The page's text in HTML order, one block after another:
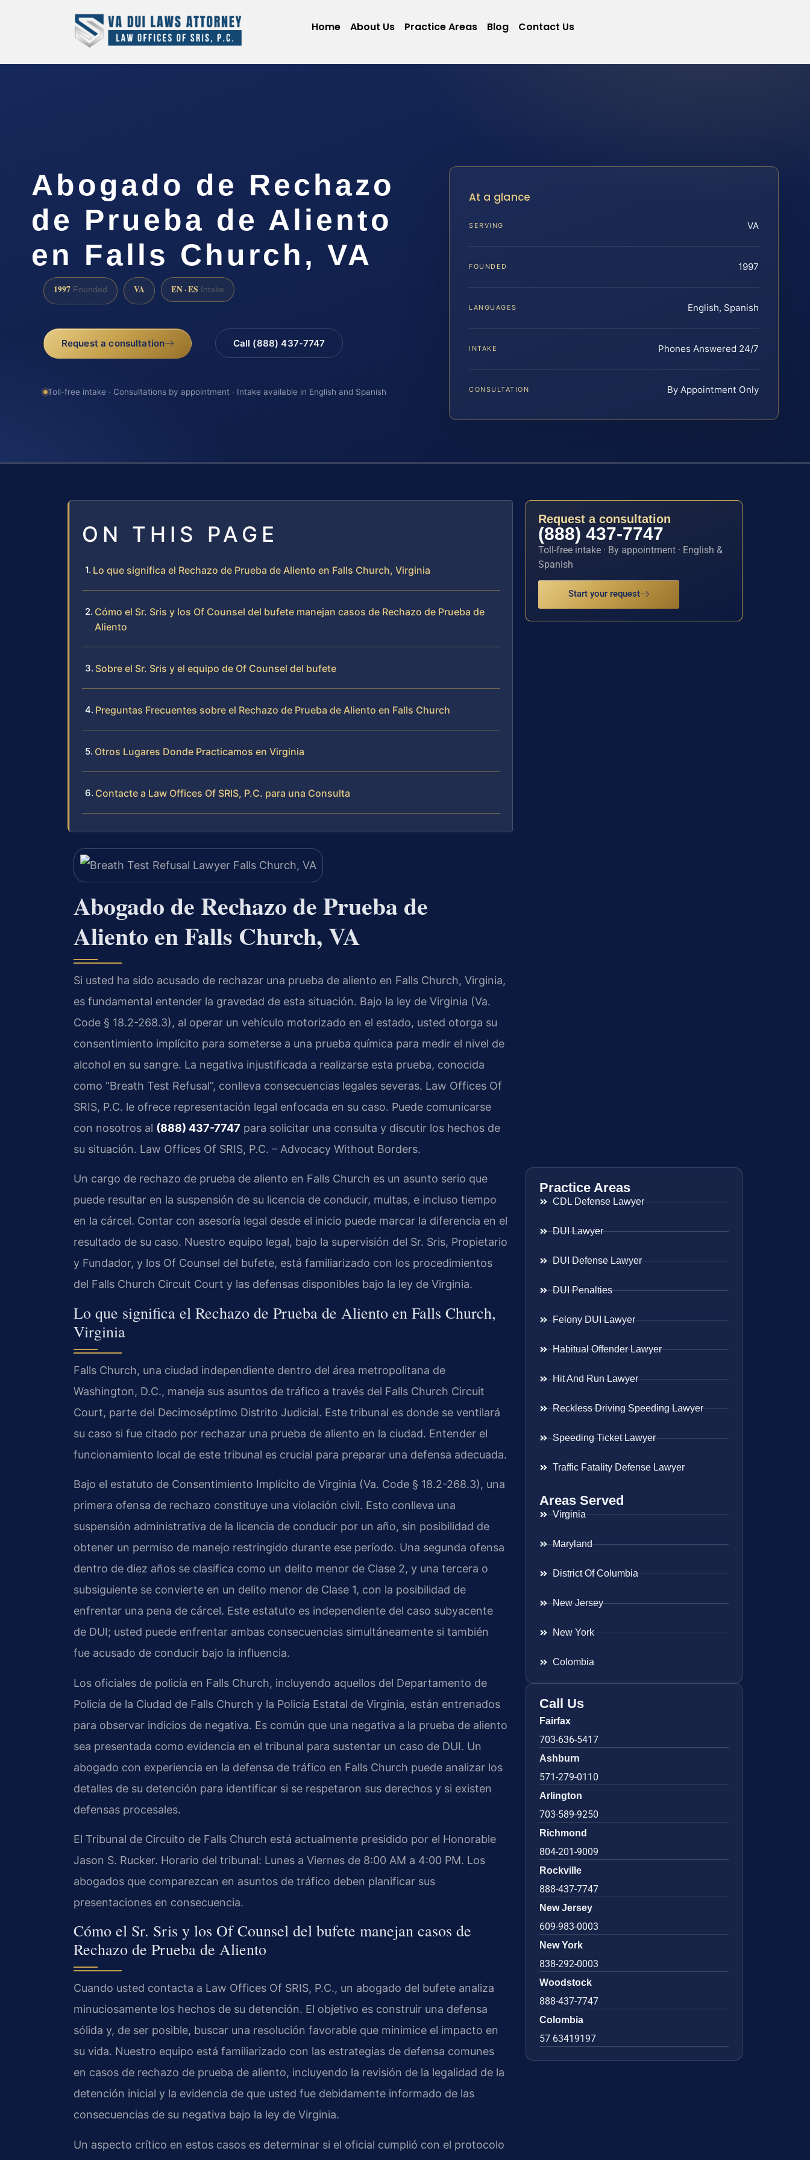
Home About Us Practice Areas Blog Contact Us
Abogado de Rechazo
de Prueba de Aliento
en Falls Church, VA
1997 Founded VA EN · ES Intake
Request a consultation Call (888) 437-7747
Toll-free intake · Consultations by appointment · Intake available in English and Spanish
At a glance
SERVING VA
FOUNDED 1997
LANGUAGES English, Spanish
INTAKE Phones Answered 24/7
CONSULTATION By Appointment Only
ON THIS PAGE
Lo que significa el Rechazo de Prueba de Aliento en Falls Church, Virginia
Cómo el Sr. Sris y los Of Counsel del bufete manejan casos de Rechazo de Prueba de
Aliento
Sobre el Sr. Sris y el equipo de Of Counsel del bufete
Preguntas Frecuentes sobre el Rechazo de Prueba de Aliento en Falls Church
Otros Lugares Donde Practicamos en Virginia
Contacte a Law Offices Of SRIS, P.C. para una Consulta
Abogado de Rechazo de Prueba de
Aliento en Falls Church, VA
Si usted ha sido acusado de rechazar una prueba de aliento en Falls Church, Virginia,
es fundamental entender la gravedad de esta situación. Bajo la ley de Virginia (Va.
Code § 18.2-268.3), al operar un vehículo motorizado en el estado, usted otorga su
consentimiento implícito para someterse a una prueba química para medir el nivel de
alcohol en su sangre. La negativa injustificada a realizarse esta prueba, conocida
como “Breath Test Refusal”, conlleva consecuencias legales severas. Law Offices Of
SRIS, P.C. le ofrece representación legal enfocada en su caso. Puede comunicarse
con nosotros al (888) 437-7747 para solicitar una consulta y discutir los hechos de
su situación. Law Offices Of SRIS, P.C. – Advocacy Without Borders.
Un cargo de rechazo de prueba de aliento en Falls Church es un asunto serio que
puede resultar en la suspensión de su licencia de conducir, multas, e incluso tiempo
en la cárcel. Contar con asesoría legal desde el inicio puede marcar la diferencia en el
resultado de su caso. Nuestro equipo legal, bajo la supervisión del Sr. Sris, Propietario
y Fundador, y los Of Counsel del bufete, está familiarizado con los procedimientos
del Falls Church Circuit Court y las defensas disponibles bajo la ley de Virginia.
Lo que significa el Rechazo de Prueba de Aliento en Falls Church,
Virginia
Falls Church, una ciudad independiente dentro del área metropolitana de
Washington, D.C., maneja sus asuntos de tráfico a través del Falls Church Circuit
Court, parte del Decimoséptimo Distrito Judicial. Este tribunal es donde se ventilará
su caso si fue citado por rechazar una prueba de aliento en la ciudad. Entender el
funcionamiento local de este tribunal es crucial para preparar una defensa adecuada.
Bajo el estatuto de Consentimiento Implícito de Virginia (Va. Code § 18.2-268.3), una
primera ofensa de rechazo constituye una violación civil. Esto conlleva una
suspensión administrativa de la licencia de conducir por un año, sin posibilidad de
obtener un permiso de manejo restringido durante ese período. Una segunda ofensa
dentro de diez años se clasifica como un delito menor de Clase 2, y una tercera o
subsiguiente se convierte en un delito menor de Clase 1, con la posibilidad de
enfrentar una pena de cárcel. Este estatuto es independiente del caso subyacente
de DUI; usted puede enfrentar ambas consecuencias simultáneamente si también
fue acusado de conducir bajo la influencia.
Los oficiales de policía en Falls Church, incluyendo aquellos del Departamento de
Policía de la Ciudad de Falls Church y la Policía Estatal de Virginia, están entrenados
para observar indicios de negativa. Es común que una negativa a la prueba de aliento
sea presentada como evidencia en el tribunal para sustentar un caso de DUI. Un
abogado con experiencia en la defensa de tráfico en Falls Church puede analizar los
detalles de su detención para identificar si se respetaron sus derechos y si existen
defensas procesales.
El Tribunal de Circuito de Falls Church está actualmente presidido por el Honorable
Jason S. Rucker. Horario del tribunal: Lunes a Viernes de 8:00 AM a 4:00 PM. Los
abogados que comparezcan en asuntos de tráfico deben planificar sus
presentaciones en consecuencia.
Cómo el Sr. Sris y los Of Counsel del bufete manejan casos de
Rechazo de Prueba de Aliento
Cuando usted contacta a Law Offices Of SRIS, P.C., un abogado del bufete analiza
minuciosamente los hechos de su detención. El objetivo es construir una defensa
sólida y, de ser posible, buscar una resolución favorable que minimice el impacto en
su vida. Nuestro equipo está familiarizado con las estrategias de defensa comunes
en casos de rechazo de prueba de aliento, incluyendo la revisión de la legalidad de la
detención inicial y la evidencia de que usted fue debidamente informado de las
consecuencias de su negativa bajo la ley de Virginia.
Un aspecto crítico en estos casos es determinar si el oficial cumplió con el protocolo
Request a consultation
(888) 437-7747
Toll-free intake · By appointment · English &
Spanish
Start your request
Practice Areas
CDL Defense Lawyer
DUI Lawyer
DUI Defense Lawyer
DUI Penalties
Felony DUI Lawyer
Habitual Offender Lawyer
Hit And Run Lawyer
Reckless Driving Speeding Lawyer
Speeding Ticket Lawyer
Traffic Fatality Defense Lawyer
Areas Served
Virginia
Maryland
District Of Columbia
New Jersey
New York
Colombia
Call Us
Fairfax
703-636-5417
Ashburn
571-279-0110
Arlington
703-589-9250
Richmond
804-201-9009
Rockville
888-437-7747
New Jersey
609-983-0003
New York
838-292-0003
Woodstock
888-437-7747
Colombia
57 63419197